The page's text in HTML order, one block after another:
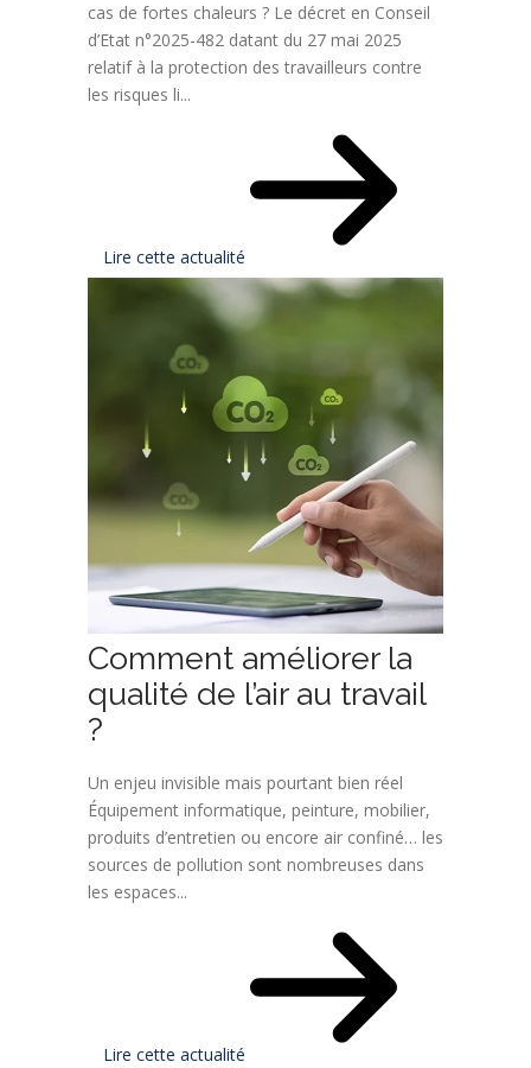
cas de fortes chaleurs ? Le décret en Conseil
d’Etat n°2025-482 datant du 27 mai 2025
relatif à la protection des travailleurs contre
les risques li...
Lire cette actualité
Comment améliorer la
qualité de l’air au travail
?
Un enjeu invisible mais pourtant bien réel
Équipement informatique, peinture, mobilier,
produits d’entretien ou encore air confiné… les
sources de pollution sont nombreuses dans
les espaces...
Lire cette actualité